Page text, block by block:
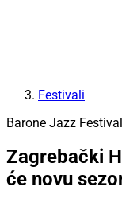
Festivali
Barone Jazz Festival
Zagrebački
će novu